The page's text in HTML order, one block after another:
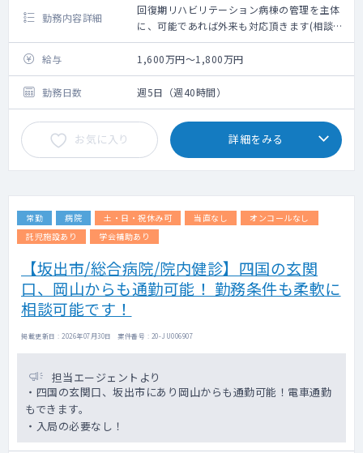
勤務内容詳細
回復期リハビリテーション病棟の管理を主体
に、可能であれば外来も対応頂きます(相談可
能)
給与
1,600万円～1,800万円
勤務日数 週5日（週40時間）
お気に入り 詳細をみる
常勤 病院 土・日・祝休み可 当直なし
オンコールなし
託児施設あり
学会補助あり
【坂出市/総合病院/院内健診】四国の玄関
口、岡山からも通勤可能！ 勤務条件も柔軟に
相談可能です！
掲載更新日 : 2026年07月30日 案件番号 : 20-JU006907
担当エージェントより
・四国の玄関口、坂出市にあり岡山からも通勤可能！電車通勤
もできます。
・入局の必要なし！